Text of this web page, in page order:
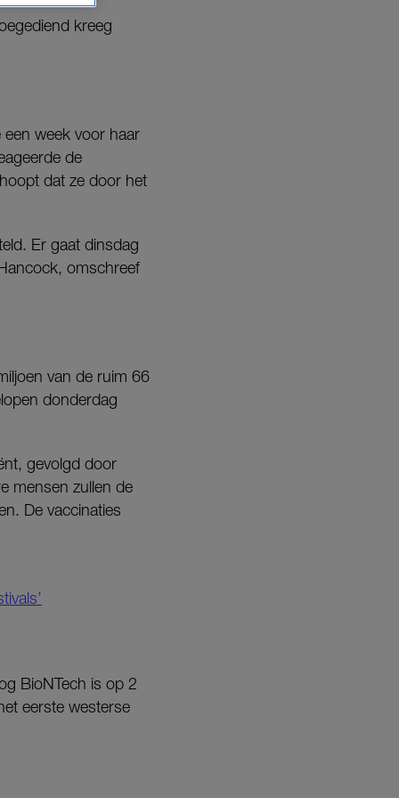
kreeg
week voor haar
de
dat ze door het
Er gaat dinsdag
omschreef
van de ruim 66
donderdag
gevolgd door
mensen zullen de
De vaccinaties
BioNTech is op 2
eerste westerse